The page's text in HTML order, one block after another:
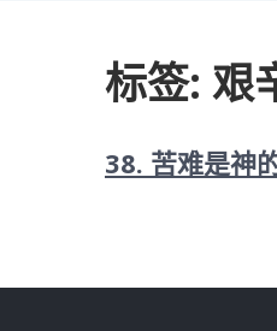
标签: 艰
38. 苦难是神